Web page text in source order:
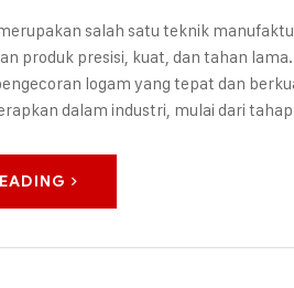
salah satu teknik
produk presisi, kuat, dan tahan
logam yang tepat dan
dalam industri, mulai dari